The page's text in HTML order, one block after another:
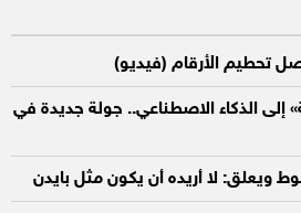
تحطيم الأرقام (فيديو)
إلى الذكاء الاصطناعي.. جولة جديدة في
ويعلق: لا أريده أن يكون مثل بايدن